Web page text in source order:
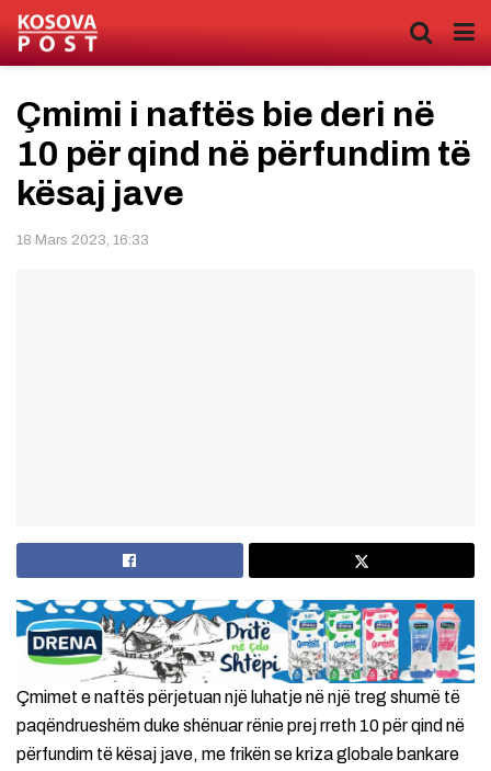
Çmimi i naftës bie deri në
10 për qind në përfundim të
kësaj jave
18 Mars 2023, 16:33
Çmimet e naftës përjetuan një luhatje në një treg shumë të
paqëndrueshëm duke shënuar rënie prej rreth 10 për qind në
përfundim të kësaj jave, me frikën se kriza globale bankare